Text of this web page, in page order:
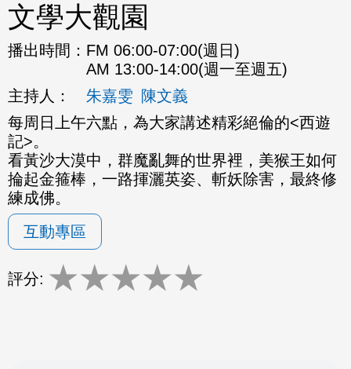
文學大觀園
播出時間： FM 06:00-07:00(週日)
AM 13:00-14:00(週一至週五)
主持人：
朱嘉雯 陳文義
每周日上午六點，為大家講述精彩絕倫的<西遊
記>。
看黃沙大漠中，群魔亂舞的世界裡，美猴王如何
掄起金箍棒，一路揮灑英姿、斬妖除害，最終修
練成佛。
互動專區
評分: ★★★★★